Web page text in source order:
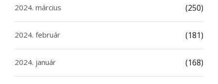
2024. március (250)
2024. február (181)
2024. január (168)